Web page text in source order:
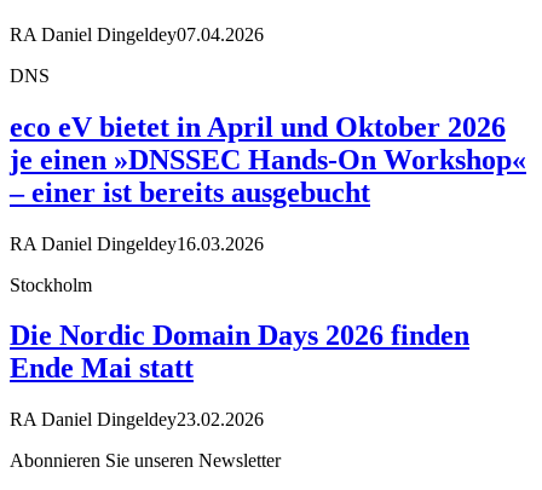
RA Daniel Dingeldey07.04.2026
DNS
eco eV bietet in April und Oktober 2026
je einen »DNSSEC Hands-On Workshop«
– einer ist bereits ausgebucht
RA Daniel Dingeldey16.03.2026
Stockholm
Die Nordic Domain Days 2026 finden
Ende Mai statt
RA Daniel Dingeldey23.02.2026
Abonnieren Sie unseren Newsletter